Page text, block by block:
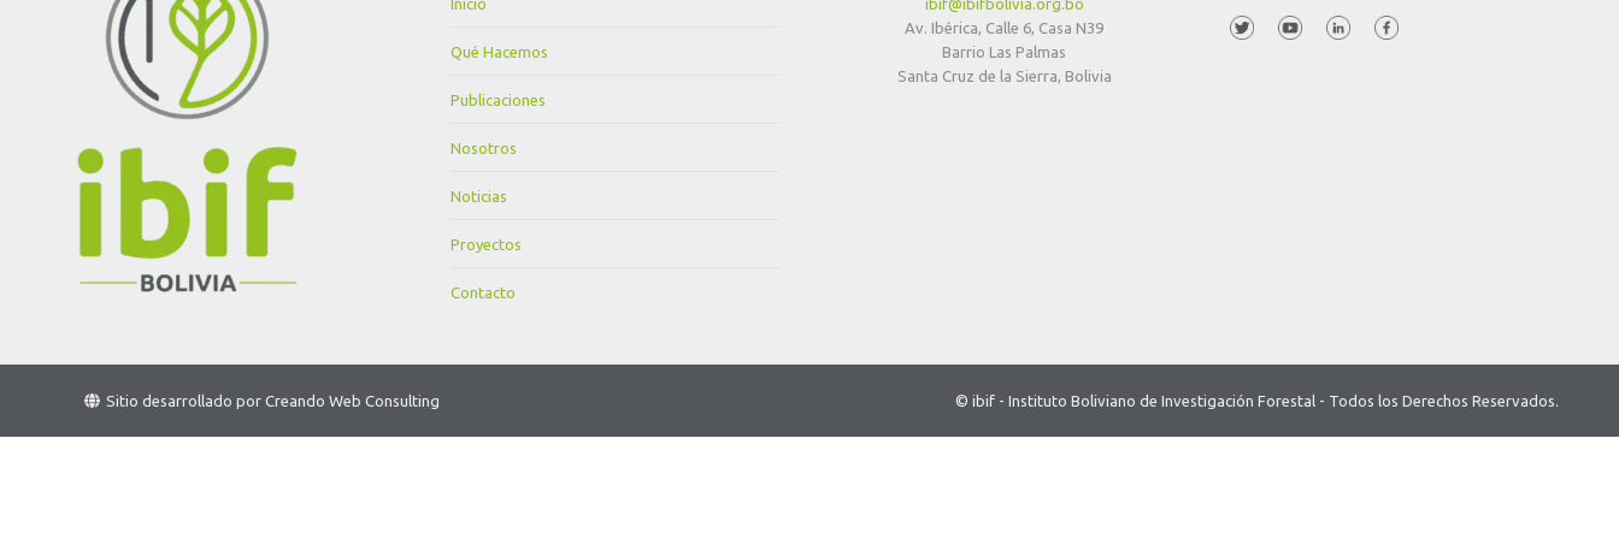
Inicio
Qué Hacemos
Publicaciones
Nosotros
Noticias
Proyectos
Contacto
ibif@ibifbolivia.org.bo
Av. Ibérica, Calle 6, Casa N39
Barrio Las Palmas
Santa Cruz de la Sierra, Bolivia
Sitio desarrollado por Creando Web Consulting © ibif - Instituto Boliviano de Investigación Forestal - Todos los Derechos Reservados.